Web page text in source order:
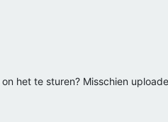
het te sturen? Misschien